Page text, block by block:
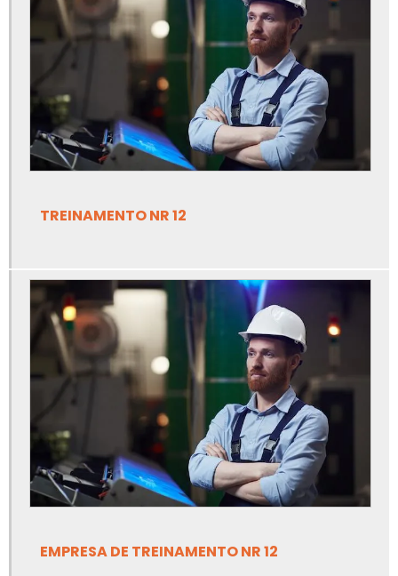
Empresa de apreciação de risco de máquinas e
equipamentos
Empresa de elaboração de prontuário nr10
Empresa de inspeção de tubulação industrial
Empresa de inspeção em caldeiras
Empresa de inspeção nr13
Empresa de laudo e inspeção nr13
Empresa de linha de vida e ponto de ancoragem
Empresa de linha de vida para trabalho em altura
Empresa de projetos de adequação de máquinas nr12
Empresa de projetos de ancoragem e linha de vida
Empresa de projetos de combate a incêndio
TREINAMENTO NR 12
EMPRESA DE TREINAMENTO NR 12